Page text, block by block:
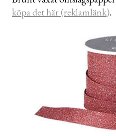
köpa det här (reklamlänk).